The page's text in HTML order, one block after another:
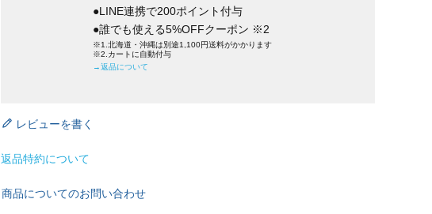
●LINE連携で200ポイント付与
●誰でも使える5%OFFクーポン ※2
※1.北海道・沖縄は別途1,100円送料がかかります
※2.カートに自動付与
→返品について
レビューを書く
返品特約について
商品についてのお問い合わせ